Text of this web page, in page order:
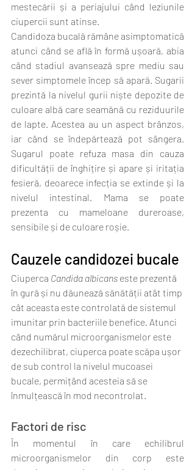
mestecării și a periajului când leziunile
ciupercii sunt atinse.
Candidoza bucală rămâne asimptomatică
atunci când se află în formă ușoară, abia
când stadiul avansează spre mediu sau
sever simptomele încep să apară. Sugarii
prezintă la nivelul gurii niște depozite de
culoare albă care seamănă cu reziduurile
de lapte. Acestea au un aspect brânzos,
iar când se îndepărtează pot sângera.
Sugarul poate refuza masa din cauza
dificultății de înghițire și apare și iritația
fesieră, deoarece infecția se extinde și la
nivelul intestinal. Mama se poate
prezenta cu mameloane dureroase,
sensibile și de culoare roșie.
Cauzele candidozei bucale
Ciuperca Candida albicans este prezentă
în gură și nu dăunează sănătății atât timp
cât aceasta este controlată de sistemul
imunitar prin bacteriile benefice. Atunci
când numărul microorganismelor este
dezechilibrat, ciuperca poate scăpa ușor
de sub control la nivelul mucoasei
bucale, permițând acesteia să se
înmulțească în mod necontrolat.
Factori de risc
În momentul în care echilibrul
microorganismelor din corp este